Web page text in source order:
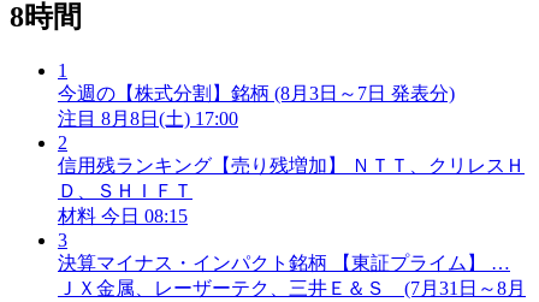
8時間
1
今週の【株式分割】銘柄 (8月3日～7日 発表分)
注目 8月8日(土) 17:00
2
信用残ランキング【売り残増加】 ＮＴＴ、クリレスＨ
Ｄ、ＳＨＩＦＴ
材料 今日 08:15
3
決算マイナス・インパクト銘柄 【東証プライム】 …
ＪＸ金属、レーザーテク、三井Ｅ＆Ｓ (7月31日～8月